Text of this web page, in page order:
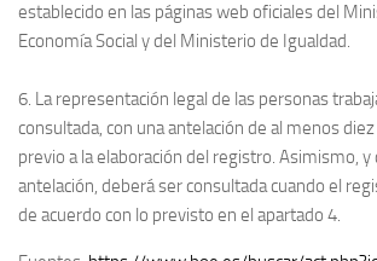
establecido en las páginas web oficiales del
Economía Social y del Ministerio de Igualdad.
6. La representación legal de las personas
consultada, con una antelación de al menos
previo a la elaboración del registro. Asimismo, y
antelación, deberá ser consultada cuando el
de acuerdo con lo previsto en el apartado 4.